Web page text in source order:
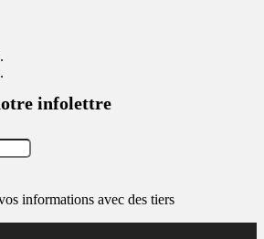
infolettre
informations avec des tiers